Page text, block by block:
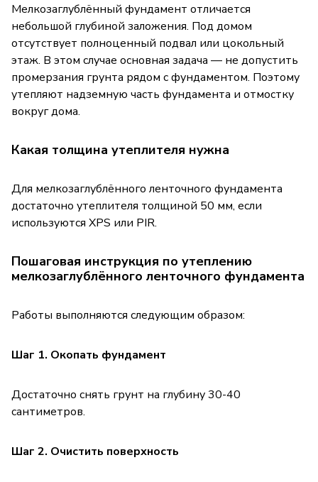
Мелкозаглублённый фундамент отличается
небольшой глубиной заложения. Под домом
отсутствует полноценный подвал или цокольный
этаж. В этом случае основная задача — не допустить
промерзания грунта рядом с фундаментом. Поэтому
утепляют надземную часть фундамента и отмостку
вокруг дома.
Какая толщина утеплителя нужна
Для мелкозаглублённого ленточного фундамента
достаточно утеплителя толщиной 50 мм, если
используются XPS или PIR.
Пошаговая инструкция по утеплению
мелкозаглублённого ленточного фундамента
Работы выполняются следующим образом:
Шаг 1. Окопать фундамент
Достаточно снять грунт на глубину 30-40
сантиметров.
Шаг 2. Очистить поверхность